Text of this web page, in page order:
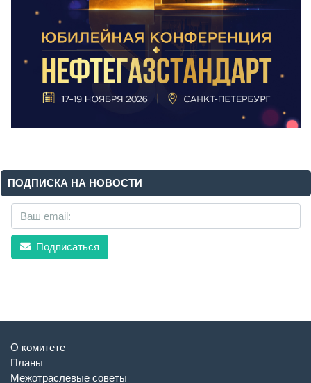
ПОДПИСКА НА НОВОСТИ
Подписаться
О комитете
Планы
Межотраслевые советы